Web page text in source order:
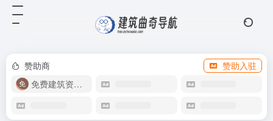
赞助商
赞助入驻
免费建筑资源库